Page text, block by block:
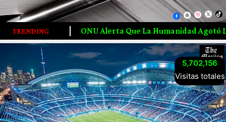
Visitas totales
5,702,156
TRENDING
Alerta Que La Humanidad Agotó Los Recursos